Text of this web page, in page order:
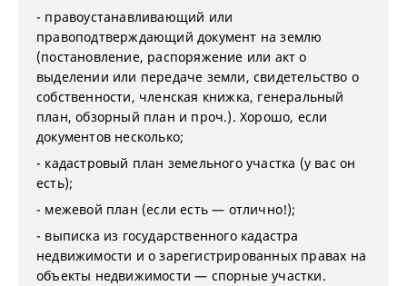
- правоустанавливающий или
правоподтверждающий документ на землю
(постановление, распоряжение или акт о
выделении или передаче земли, свидетельство о
собственности, членская книжка, генеральный
план, обзорный план и проч.). Хорошо, если
документов несколько;
- кадастровый план земельного участка (у вас он
есть);
- межевой план (если есть — отлично!);
- выписка из государственного кадастра
недвижимости и о зарегистрированных правах на
объекты недвижимости — спорные участки.